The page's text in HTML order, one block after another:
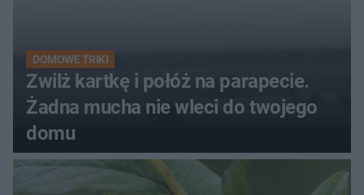
DOMOWE TRIKI
Zwilż kartkę i połóż na parapecie.
Żadna mucha nie wleci do twojego
domu